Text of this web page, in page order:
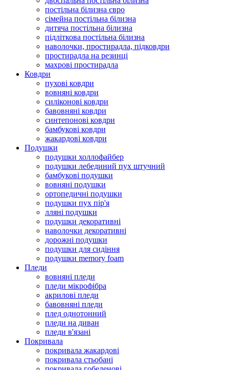
постільна білизна євро
сімейна постільна білизна
дитяча постільна білизна
підліткова постільна білизна
наволочки, простирадла, підковдри
простирадла на резинці
махрові простирадла
Ковдри
пухові ковдри
вовняні ковдри
силіконові ковдри
бавовняні ковдри
синтепонові ковдри
бамбукові ковдри
жакардові ковдри
Подушки
подушки холлофайбер
подушки лебединий пух штучний
бамбукові подушки
вовняні подушки
ортопедичні подушки
подушки пух пір'я
лляні подушки
подушки декоративні
наволочки декоративні
дорожні подушки
подушки для сидіння
подушки memory foam
Пледи
вовняні пледи
пледи мікрофібра
акрилові пледи
бавовняні пледи
плед однотонний
пледи на диван
пледи в'язані
Покривала
покривала жакардові
покривала стьобані